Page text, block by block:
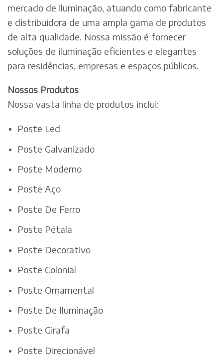
mercado de iluminação, atuando como fabricante
e distribuidora de uma ampla gama de produtos
de alta qualidade. Nossa missão é fornecer
soluções de iluminação eficientes e elegantes
para residências, empresas e espaços públicos.
Nossos Produtos
Nossa vasta linha de produtos inclui:
Poste Led
Poste Galvanizado
Poste Moderno
Poste Aço
Poste De Ferro
Poste Pétala
Poste Decorativo
Poste Colonial
Poste Ornamental
Poste De Iluminação
Poste Girafa
Poste Direcionável